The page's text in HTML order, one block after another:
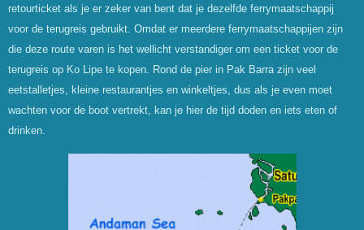
retourticket als je er zeker van bent dat je dezelfde ferrymaatschappij
voor de terugreis gebruikt. Omdat er meerdere ferrymaatschappijen zijn
die deze route varen is het wellicht verstandiger om een ticket voor de
terugreis op Ko Lipe te kopen. Rond de pier in Pak Barra zijn veel
eetstalletjes, kleine restaurantjes en winkeltjes, dus als je even moet
wachten voor de boot vertrekt, kan je hier de tijd doden en iets eten of
drinken.